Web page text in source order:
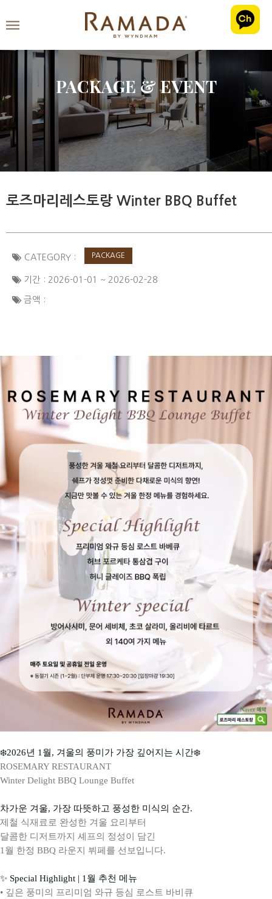
PACKAGE & EVENT
로즈마리레스토랑 Winter BBQ Buffet
CATEGORY : PACKAGE
기간 : 2026-01-01 ~ 2026-02-28
금액 :
❄️2026년 1월, 겨울의 풍미가 가장 깊어지는 시간❄️
ROSEMARY RESTAURANT
Winter Delight BBQ Lounge Buffet
차가운 겨울, 가장 따뜻하고 풍성한 미식의 순간.
제철 식재료로 완성한 겨울 요리부터
달콤한 디저트까지 셰프의 정성이 담긴
1월 한정 BBQ 라운지 뷔페를 선보입니다.
✨ Special Highlight | 1월 추천 메뉴
• 깊은 풍미의 프리미엄 와규 등심 로스트 바비큐